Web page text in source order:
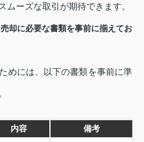
ムーズな取引が期待できます。
却に必要な書類を事前に揃えてお
めには、以下の書類を事前に準
内容 備考